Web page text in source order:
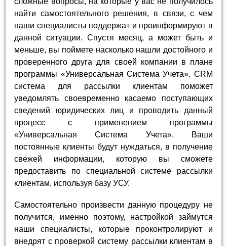
найти самостоятельного решения, в связи, с чем
наши специалисты поддержат и проинформируют в
данной ситуации. Спустя месяц, а может быть и
меньше, вы поймете насколько нашли достойного и
проверенного друга для своей компании в плане
программы «Универсальная Система Учета». CRM
система для рассылки клиентам поможет
уведомлять своевременно касаемо поступающих
сведений юридических лиц и проводить данный
процесс с применением программы
«Универсальная Система Учета». Ваши
постоянные клиенты будут нуждаться, в получение
свежей информации, которую вы сможете
предоставить по специальной системе рассылки
клиентам, используя базу УСУ.
Самостоятельно произвести данную процедуру не
получится, именно поэтому, настройкой займутся
наши специалисты, которые проконтролируют и
внедрят с проверкой систему рассылки клиентам в